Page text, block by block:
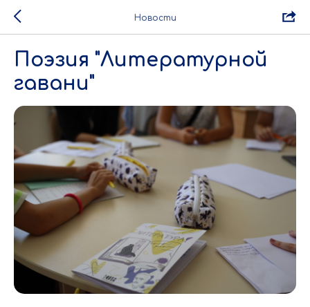
Новости
Поэзия "Литературной
гавани"